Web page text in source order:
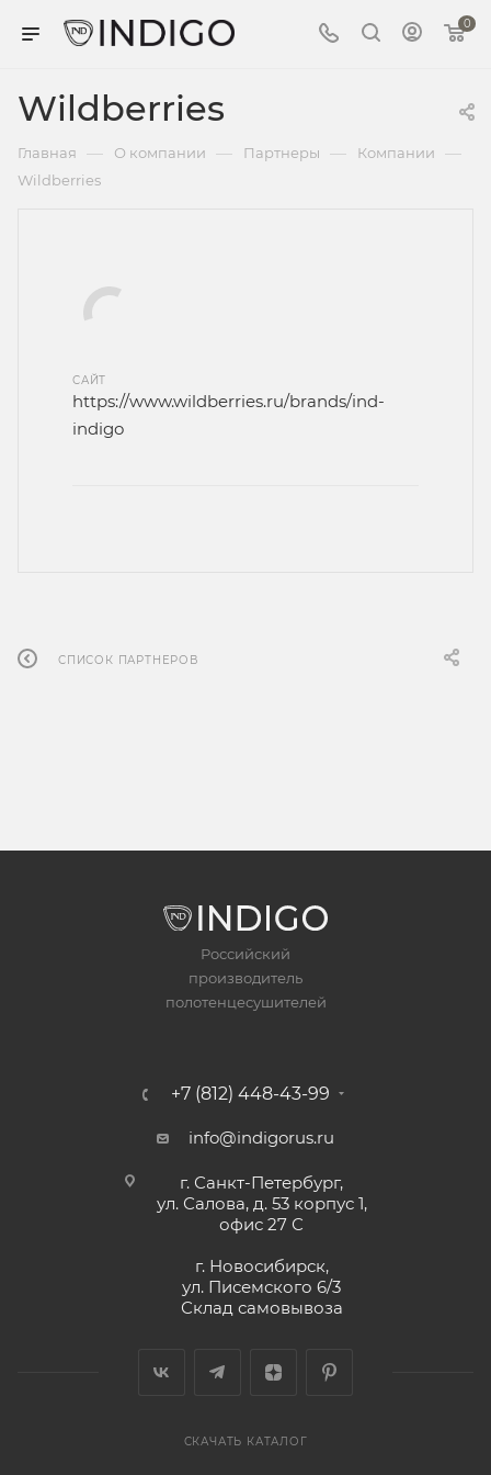
0
Wildberries
Главная — О компании — Партнеры — Компании —
Wildberries
САЙТ
https://www.wildberries.ru/brands/ind-
indigo
СПИСОК ПАРТНЕРОВ
Российский
производитель
полотенцесушителей
+7 (812) 448-43-99
info@indigorus.ru
г. Санкт-Петербург,
ул. Салова, д. 53 корпус 1,
офис 27 С
г. Новосибирск,
ул. Писемского 6/3
Склад самовывоза
СКАЧАТЬ КАТАЛОГ